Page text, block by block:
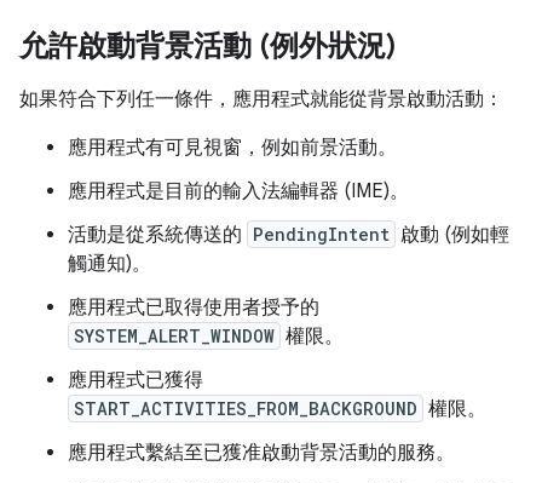
允許啟動背景活動 (例外狀況)
如果符合下列任一條件，應用程式就能從背景啟動活動：
應用程式有可見視窗，例如前景活動。
應用程式是目前的輸入法編輯器 (IME)。
活動是從系統傳送的 PendingIntent 啟動 (例如輕
觸通知)。
應用程式已取得使用者授予的
SYSTEM_ALERT_WINDOW 權限。
應用程式已獲得
START_ACTIVITIES_FROM_BACKGROUND 權限。
應用程式繫結至已獲准啟動背景活動的服務。